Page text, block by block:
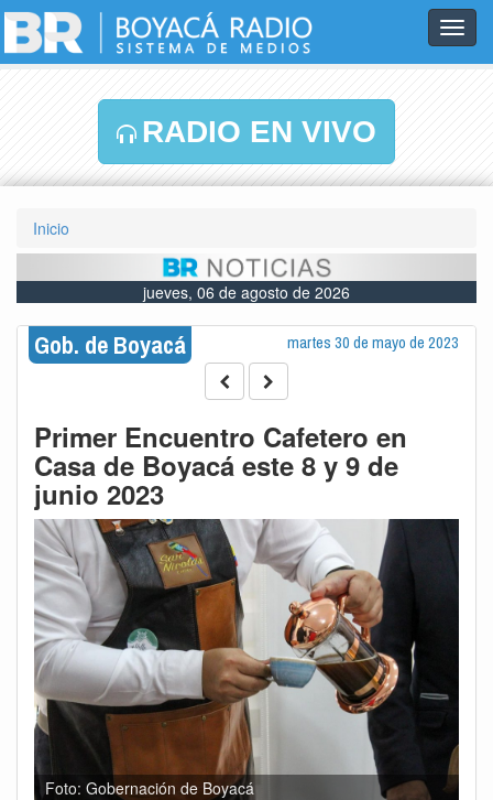
RADIO EN VIVO
Inicio
jueves, 06 de agosto de 2026
Gob. de Boyacá martes 30 de mayo de 2023
Primer Encuentro Cafetero en
Casa de Boyacá este 8 y 9 de
junio 2023
Foto: Gobernación de Boyacá